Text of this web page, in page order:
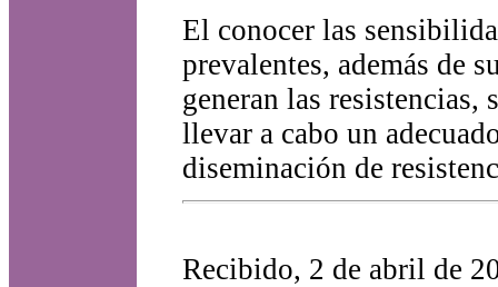
El conocer las
prevalentes, además de
generan las resistencias,
llevar a cabo un
diseminación de
Recibido, 2 de abril de